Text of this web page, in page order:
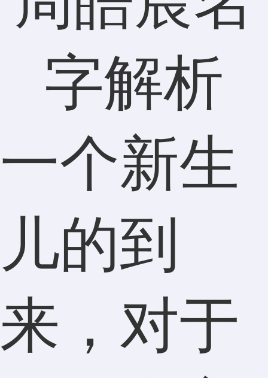
一个新生
儿的到
来，对于